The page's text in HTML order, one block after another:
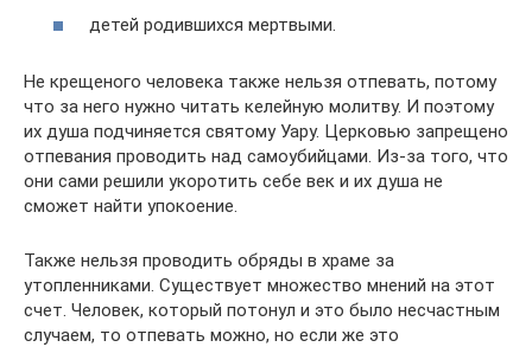
детей родившихся мертвыми.
Не крещеного человека также нельзя отпевать, потому
что за него нужно читать келейную молитву. И поэтому
их душа подчиняется святому Уару. Церковью запрещено
отпевания проводить над самоубийцами. Из-за того, что
они сами решили укоротить себе век и их душа не
сможет найти упокоение.
Также нельзя проводить обряды в храме за
утопленниками. Существует множество мнений на этот
счет. Человек, который потонул и это было несчастным
случаем, то отпевать можно, но если же это